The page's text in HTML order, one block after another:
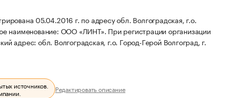
05.04.2016 г. по адресу обл. Волгоградская, г.о.
наименование: ООО «ЛИНТ». При регистрации организации
адрес: обл. Волгоградская, г.о. Город-Герой Волгоград, г.
источников. Редактировать описание